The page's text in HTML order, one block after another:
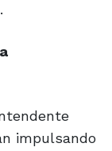
impulsando